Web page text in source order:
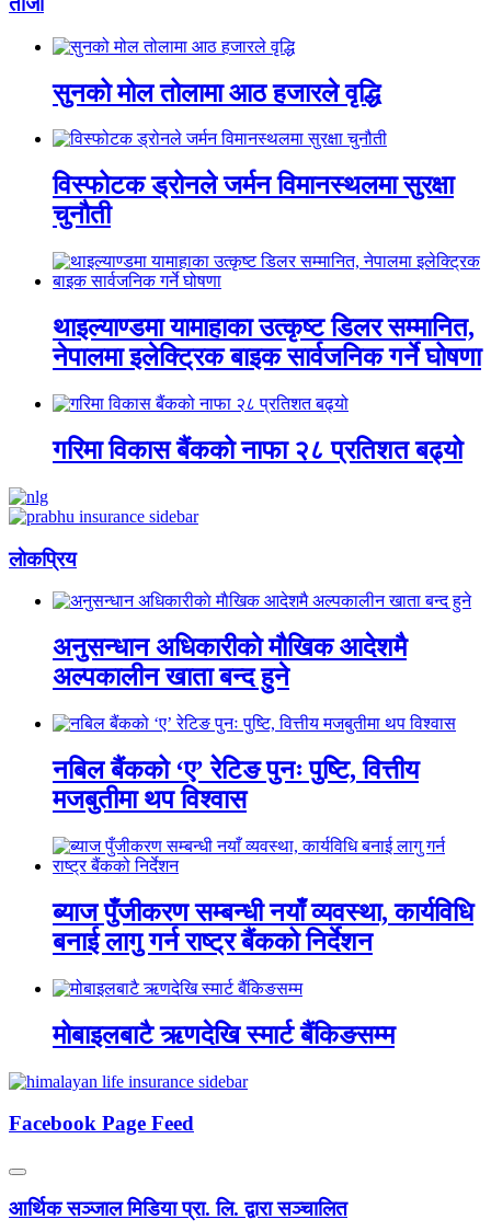
सुनको मोल तोलामा आठ हजारले वृद्धि
विस्फोटक ड्रोनले जर्मन विमानस्थलमा सुरक्षा
चुनौती
थाइल्याण्डमा यामाहाका उत्कृष्ट डिलर सम्मानित,
नेपालमा इलेक्ट्रिक बाइक सार्वजनिक गर्ने घोषणा
गरिमा विकास बैंकको नाफा २८ प्रतिशत बढ्यो
लाेकप्रिय
अनुसन्धान अधिकारीकाे माैखिक आदेशमै
अल्पकालीन खाता बन्द हुने
नबिल बैंकको ‘ए’ रेटिङ पुनः पुष्टि, वित्तीय
मजबुतीमा थप विश्वास
ब्याज पुँजीकरण सम्बन्धी नयाँ व्यवस्था, कार्यविधि
बनाई लागु गर्न राष्ट्र बैंकको निर्देशन
मोबाइलबाटै ऋणदेखि स्मार्ट बैंकिङसम्म
Facebook Page Feed
आर्थिक सञ्जाल मिडिया प्रा. लि. द्वारा सञ्चालित